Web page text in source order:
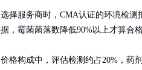
选择服务商时，CMA认证的环境检测
据，霉菌菌落数降低90%以上才算合格
价格构成中，评估检测约占20%，药